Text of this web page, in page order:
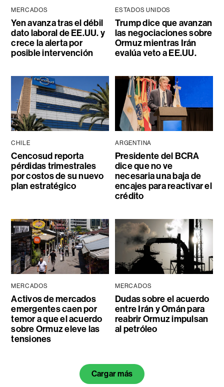
MERCADOS
Yen avanza tras el débil
dato laboral de EE.UU. y
crece la alerta por
posible intervención
ESTADOS UNIDOS
Trump dice que avanzan
las negociaciones sobre
Ormuz mientras Irán
evalúa veto a EE.UU.
CHILE
Cencosud reporta
pérdidas trimestrales
por costos de su nuevo
plan estratégico
ARGENTINA
Presidente del BCRA
dice que no ve
necesaria una baja de
encajes para reactivar el
crédito
MERCADOS
Activos de mercados
emergentes caen por
temor a que el acuerdo
sobre Ormuz eleve las
tensiones
MERCADOS
Dudas sobre el acuerdo
entre Irán y Omán para
reabrir Ormuz impulsan
al petróleo
Cargar más